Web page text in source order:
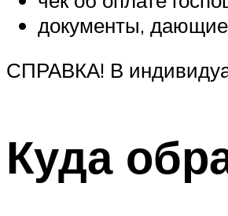
документы,
СПРАВКА! В
Куда